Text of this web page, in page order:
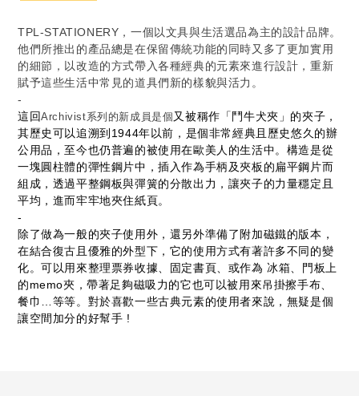
TPL-STATIONERY ，一個以文具與生活選品為主的設計品牌。
他們所推出的產品總是在保留傳統功能的同時又多了更加實用
的細節，以改造的方式帶入各種經典的元素來進行設計，重新
賦予這些生活中常見的道具們新的樣貌與活力。
-
這回Archivist系列的新成員是個 又被稱作「鬥牛犬夾」的夾子，
其歷史可以追溯到1944年以前，是個非常經典且歷史悠久的辦
公用品，至今也仍普遍的被使用在歐美人的生活中。構造是從
一塊圓柱體的彈性鋼片中，插入作為手柄及夾板的扁平鋼片而
組成，透過平整鋼板與彈簧的分散出力，讓夾子的力量穩定且
平均，進而牢牢地夾住紙頁。
-
除了做為一般的夾子使用外，還另外準備了附加磁鐵的版本，
在結合復古且優雅的外型下，它的使用方式有著許多不同的變
化。可以用來整理票券收據、固定書頁、或作為 冰箱、門板上
的memo夾，帶著足夠磁吸力的它也可以被用來吊掛擦手布、
餐巾…等等。對於喜歡一些古典元素的使用者來說，無疑是個
讓空間加分的好幫手 !